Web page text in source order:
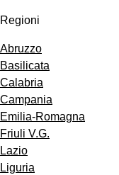
Regioni
Abruzzo
Basilicata
Calabria
Campania
Emilia-Romagna
Friuli V.G.
Lazio
Liguria